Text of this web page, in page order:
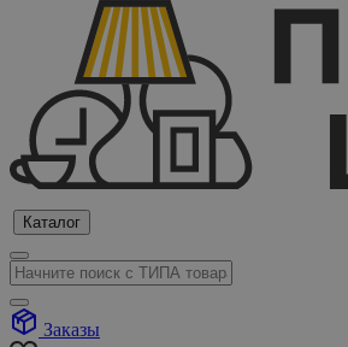
Каталог
Заказы